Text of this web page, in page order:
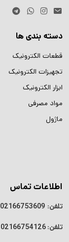
دسته بندی ها
قطعات الکترونیک
تجهیزات الکترونیک
ابزار الکترونیک
مواد مصرفی
ماژول
اطلاعات تماس
تلفن: 02166753609
تلفن: 02166754126